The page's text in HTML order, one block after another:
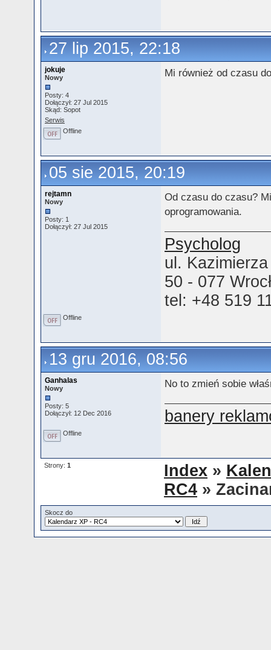
27 lip 2015, 22:18
jokuje
Nowy
Posty: 4
Dołączył: 27 Jul 2015
Skąd: Sopot
Serwis
Mi również od czasu
Offline
05 sie 2015, 20:19
rejtamn
Nowy
Posty: 1
Dołączył: 27 Jul 2015
Od czasu do czasu?
oprogramowania.
Psycholog
ul.
50 - 077
tel: +48 519
Offline
13 gru 2016, 08:56
Ganhalas
Nowy
Posty: 5
Dołączył: 12 Dec 2016
No to zmień sobie
banery
Offline
Strony: 1 Index »
RC4 »
Skocz do